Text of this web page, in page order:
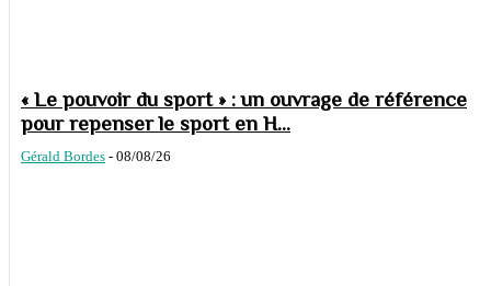
« Le pouvoir du sport » : un ouvrage de référence
pour repenser le sport en H...
Gérald Bordes - 08/08/26